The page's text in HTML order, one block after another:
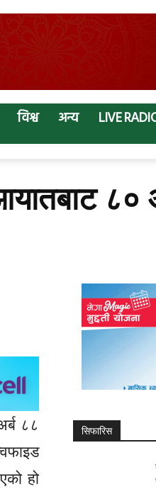
विश्व अन्य LIVE
८८
हो
सिफारिस